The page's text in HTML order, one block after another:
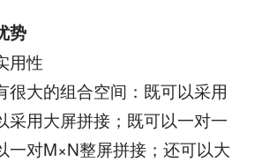
势
用性
很大的组合空间：既可以采用
采用大屏拼接；既可以一对一
一对M×N整屏拼接；还可以大